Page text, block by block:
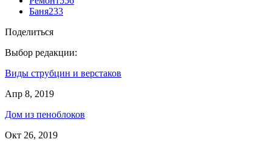
Баня233
Поделиться
Выбор редакции:
Виды струбцин и верстаков
Апр 8, 2019
Дом из пеноблоков
Окт 26, 2019